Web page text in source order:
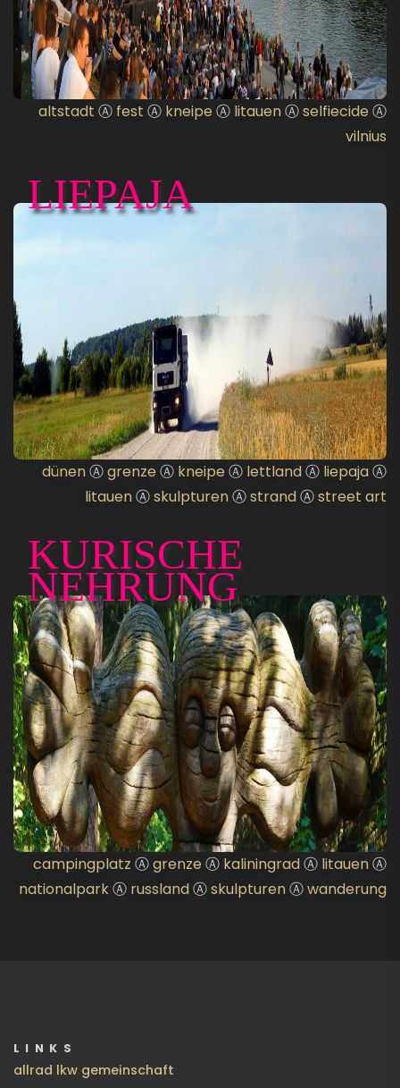
altstadt Ⓐ fest Ⓐ kneipe Ⓐ litauenⒶselfiecide Ⓐ
vilnius
LIEPAJA
dünenⒶgrenze Ⓐ kneipe Ⓐ lettlandⒶ liepajaⒶ
litauenⒶskulpturenⒶstrandⒶstreet art
KURISCHE
NEHRUNG
campingplatz Ⓐgrenze Ⓐ kaliningradⒶ litauenⒶ
nationalparkⒶ russlandⒶskulpturenⒶwanderung
LINKS
allrad lkw gemeinschaft